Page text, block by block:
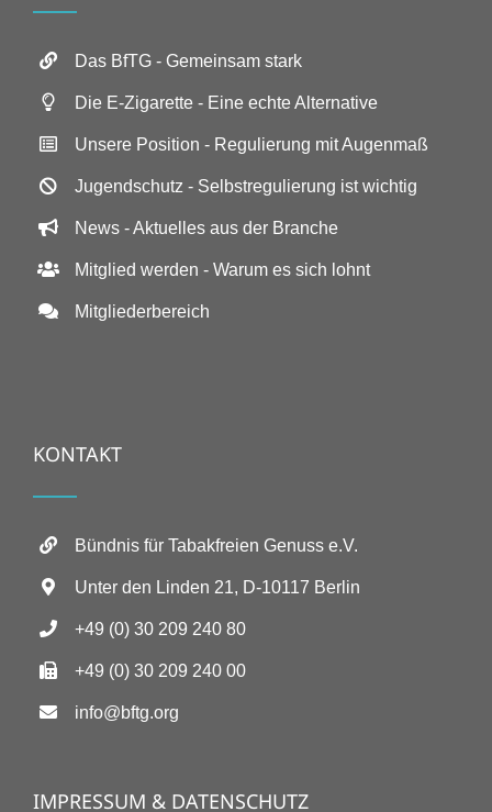
Das BfTG - Gemeinsam stark
Die E-Zigarette - Eine echte Alternative
Unsere Position - Regulierung mit Augenmaß
Jugendschutz - Selbstregulierung ist wichtig
News - Aktuelles aus der Branche
Mitglied werden - Warum es sich lohnt
Mitgliederbereich
KONTAKT
Bündnis für Tabakfreien Genuss e.V.
Unter den Linden 21, D-10117 Berlin
+49 (0) 30 209 240 80
+49 (0) 30 209 240 00
info@bftg.org
IMPRESSUM & DATENSCHUTZ